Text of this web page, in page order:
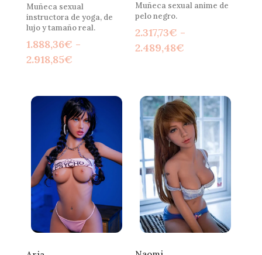
Muñeca sexual
instructora de yoga, de
lujo y tamaño real.
1.888,36€ -
2.918,85€Rango
desde
1.888,36€
hasta
2.918,85€
Muñeca sexual anime de
pelo negro.
2.317,73€ -
2.489,48€
desde
2.317,73€
hasta
2.489,48€